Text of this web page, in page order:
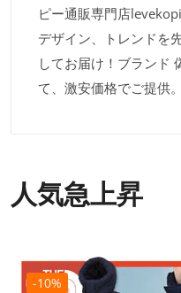
ピー通販専門店
デザイン、トレンドを
してお届け！ブランド
て、激安価格でご提供。
人気急上昇
-10%